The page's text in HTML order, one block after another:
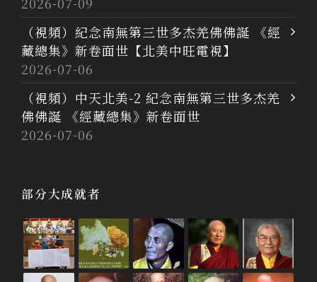
（視頻）紀念南無第三世多杰羌佛佛誕 《經
藏總集》新卷面世【北美中旺電視】
2026-07-06
（視頻）中天北美-2 紀念南無第三世多杰羌
佛佛誕 《經藏總集》新卷面世
2026-07-06
部分大成就者